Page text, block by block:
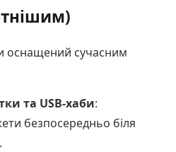
оснащений сучасним
та USB-хаби:
безпосередньо біля